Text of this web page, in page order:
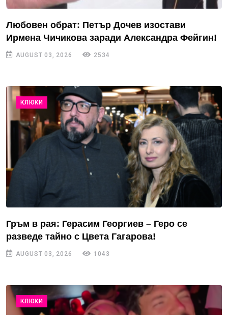
Любовен обрат: Петър Дочев изостави
Ирмена Чичикова заради Александра Фейгин!
AUGUST 03, 2026 2534
КЛЮКИ
Гръм в рая: Герасим Георгиев – Геро се
разведе тайно с Цвета Гагарова!
AUGUST 03, 2026 1043
КЛЮКИ